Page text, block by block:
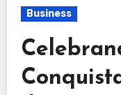
Business